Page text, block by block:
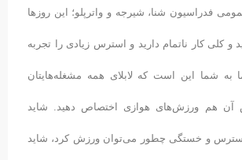
فدراسیون شنا، شیرجه و واترپلو؛ این روزها
کلی کار ناتمام دارید و استرس زیادی را تجربه
به شما این است که لابلای همه مشغله‌هایتان
آن هم ورزش‌های هوازی اختصاص دهید. شاید
استرس و خستگی چطور می‌توان ورزش کرد، شاید